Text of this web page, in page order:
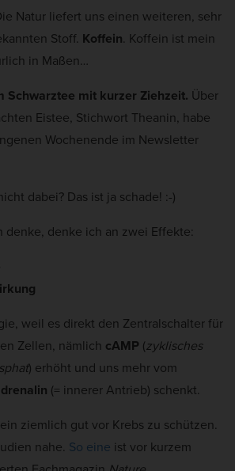
Natur liefert uns einen weiteren, sehr
Stoff. Koffein. Koffein ist mein
in Maßen…
Schwarztee mit kurzer Ziehzeit. Über
Eistee, Stichwort Theanin, habe
Wochenende im Newsletter
dabei? Das ist ja schade! :-)
denke, denke ich an zwei Effekte:
weil es direkt den Zentralschalter für
Zellen, nämlich cAMP (zyklisches
) erhöht und uns mehr vom
(= innerer Antrieb) schenkt.
ziemlich gut vor Krebs zu schützen.
nahe. So eine ist vor kurzem